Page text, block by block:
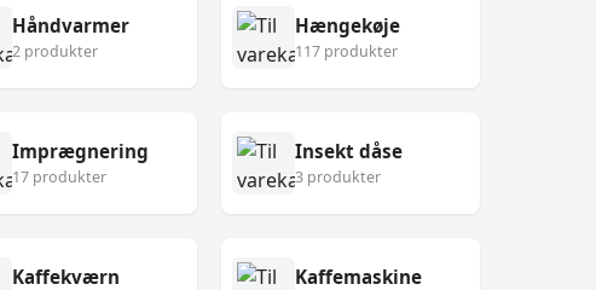
Håndvarmer
2 produkter
Hængekøje
117 produkter
Imprægnering
17 produkter
Insekt dåse
3 produkter
Kaffekværn Kaffemaskine